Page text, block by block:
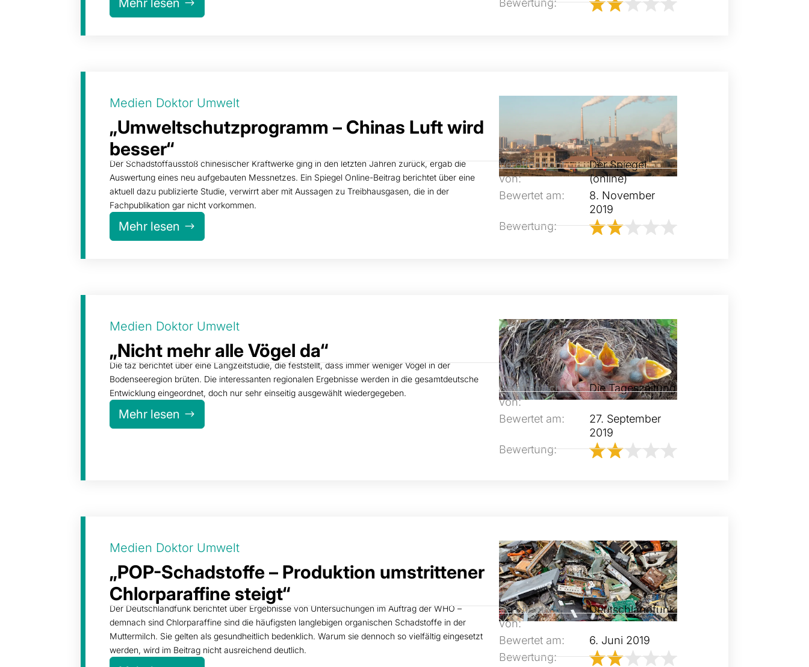
Mehr lesen
Bewertung:
Medien Doktor Umwelt
„Umweltschutzprogramm – Chinas Luft wird
besser“
Der Schadstoffausstoß chinesischer Kraftwerke ging in den letzten Jahren zurück, ergab die
Auswertung eines neu aufgebauten Messnetzes. Ein Spiegel Online-Beitrag berichtet über eine
aktuell dazu publizierte Studie, verwirrt aber mit Aussagen zu Treibhausgasen, die in der
Fachpublikation gar nicht vorkommen.
Mehr lesen
Veröffentlicht
von:
Der Spiegel
(online)
Bewertet am:
8. November
2019
Bewertung:
Medien Doktor Umwelt
„Nicht mehr alle Vögel da“
Die taz berichtet über eine Langzeitstudie, die feststellt, dass immer weniger Vögel in der
Bodenseeregion brüten. Die interessanten regionalen Ergebnisse werden in die gesamtdeutsche
Entwicklung eingeordnet, doch nur sehr einseitig ausgewählt wiedergegeben.
Mehr lesen
Veröffentlicht
von:
Die Tageszeitung
Bewertet am:
27. September
2019
Bewertung:
Medien Doktor Umwelt
„POP-Schadstoffe – Produktion umstrittener
Chlorparaffine steigt“
Der Deutschlandfunk berichtet über Ergebnisse von Untersuchungen im Auftrag der WHO –
demnach sind Chlorparaffine sind die häufigsten langlebigen organischen Schadstoffe in der
Muttermilch. Sie gelten als gesundheitlich bedenklich. Warum sie dennoch so vielfältig eingesetzt
werden, wird im Beitrag nicht ausreichend deutlich.
Veröffentlicht
von:
Deutschlandfunk
Bewertet am:
6. Juni 2019
Bewertung: